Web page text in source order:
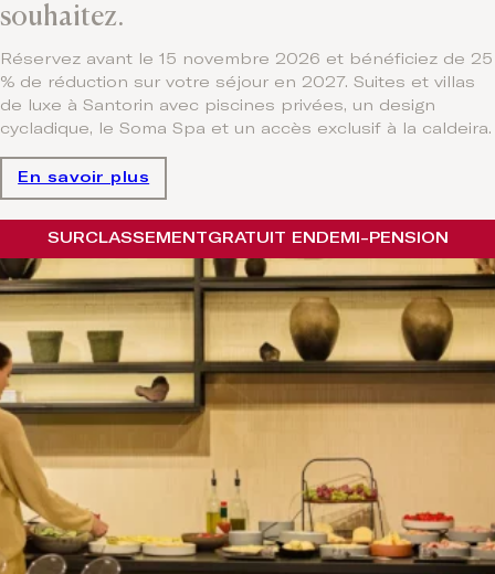
souhaitez.
Réservez avant le 15 novembre 2026 et bénéficiez de 25
% de réduction sur votre séjour en 2027. Suites et villas
de luxe à Santorin avec piscines privées, un design
cycladique, le Soma Spa et un accès exclusif à la caldeira.
En savoir plus
SURCLASSEMENTGRATUIT EN DEMI-PENSION